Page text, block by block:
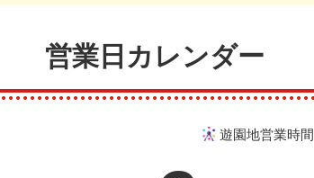
営業日カレンダー
遊園地営業時間